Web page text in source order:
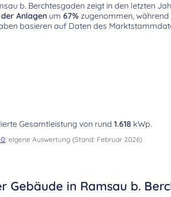
b. Berchtesgaden zeigt in den letzten
Anlagen um 67% zugenommen, während
basieren auf Daten des
Gesamtleistung von rund 1.618 kWp.
; eigene Auswertung (Stand: Februar 2026)
Gebäude in Ramsau b.